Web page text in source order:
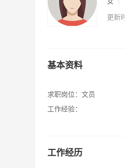
更新
基本资料
求职岗位： 文员
工作经验：
工作经历